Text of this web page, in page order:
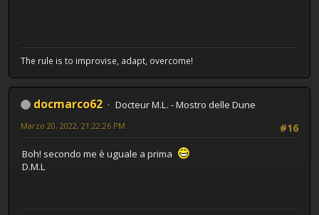
The rule is to improvise, adapt, overcome!
docmarco62
Docteur M.L. - Mostro delle Dune
#16
Marzo 20, 2022, 21:22:26 PM
Boh! secondo me è uguale a prima
D.M.L